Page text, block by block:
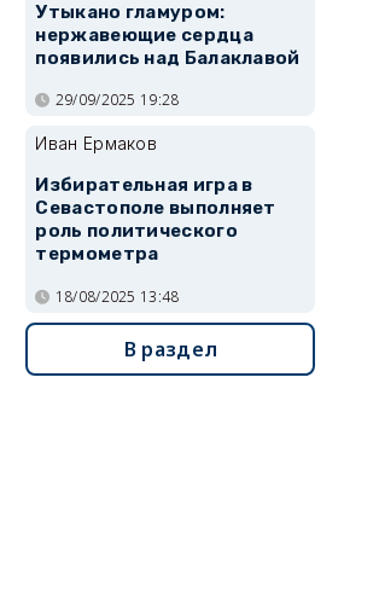
Утыкано гламуром:
нержавеющие сердца
появились над Балаклавой
29/09/2025 19:28
Иван Ермаков
Избирательная игра в
Севастополе выполняет
роль политического
термометра
18/08/2025 13:48
В раздел